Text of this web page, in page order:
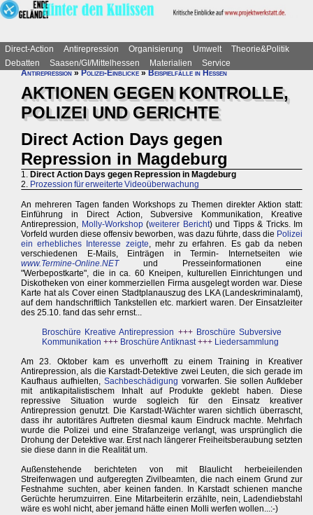
Direct-Action Antirepression Organisierung Umwelt
Theorie&Politik
Debatten
Saasen/GI/Mittelhessen Materialien
Service
Antirepression»Polizei-Einblicke»Beispielfälle in Hessen
AKTIONEN GEGEN KONTROLLE,
POLIZEI UND GERICHTE
Direct Action Days gegen
Repression in Magdeburg
1. Direct Action Days gegen Repression in Magdeburg
2. Prozession für erweiterte Videoüberwachung
An mehreren Tagen fanden Workshops zu Themen direkter Aktion statt:
Einführung in Direct Action, Subversive Kommunikation, Kreative
Antirepression, Molly-Workshop(weiterer Bericht) und Tipps & Tricks. Im
Vorfeld wurden diese offensiv beworben, was dazu führte, dass die Polizei
ein erhebliches Interesse zeigte, mehr zu erfahren. Es gab da neben
verschiedenen E-Mails, Einträgen in Termin- Internetseiten wie
www.Termine-Online.NETund Presseinformationen eine
"Werbepostkarte", die in ca. 60 Kneipen, kulturellen Einrichtungen und
Diskotheken von einer kommerziellen Firma ausgelegt worden war. Diese
Karte hat als Cover einen Stadtplanauszug des LKA (Landeskriminalamt),
auf dem handschriftlich Tankstellen etc. markiert waren. Der Einsatzleiter
des 25.10. fand das sehr ernst...
Broschüre Kreative Antirepression +++ Broschüre Subversive
Kommunikation +++ Broschüre Antiknast+++ Liedersammlung
Am 23. Oktober kam es unverhofft zu einem Training in Kreativer
Antirepression, als die Karstadt-Detektive zwei Leuten, die sich gerade im
Kaufhaus aufhielten, Sachbeschädigung vorwarfen. Sie sollen Aufkleber
mit antikapitalistischem Inhalt auf Produkte geklebt haben. Diese
repressive Situation wurde sogleich für den Einsatz kreativer
Antirepression genutzt. Die Karstadt-Wächter waren sichtlich überrascht,
dass ihr autoritäres Auftreten diesmal kaum Eindruck machte. Mehrfach
wurde die Polizei und eine Strafanzeige verlangt, was ursprünglich die
Drohung der Detektive war. Erst nach längerer Freiheitsberaubung setzten
sie diese dann in die Realität um.
Außenstehende berichteten von mit Blaulicht herbeieilenden
Streifenwagen und aufgeregten Zivilbeamten, die nach einem Grund zur
Festnahme suchten, aber keinen fanden. In Karstadt schienen manche
Gerüchte herumzuirren. Eine Mitarbeiterin erzählte, nein, Ladendiebstahl
wäre es wohl nicht, aber jemand hätte einen Molli werfen wollen...:-)